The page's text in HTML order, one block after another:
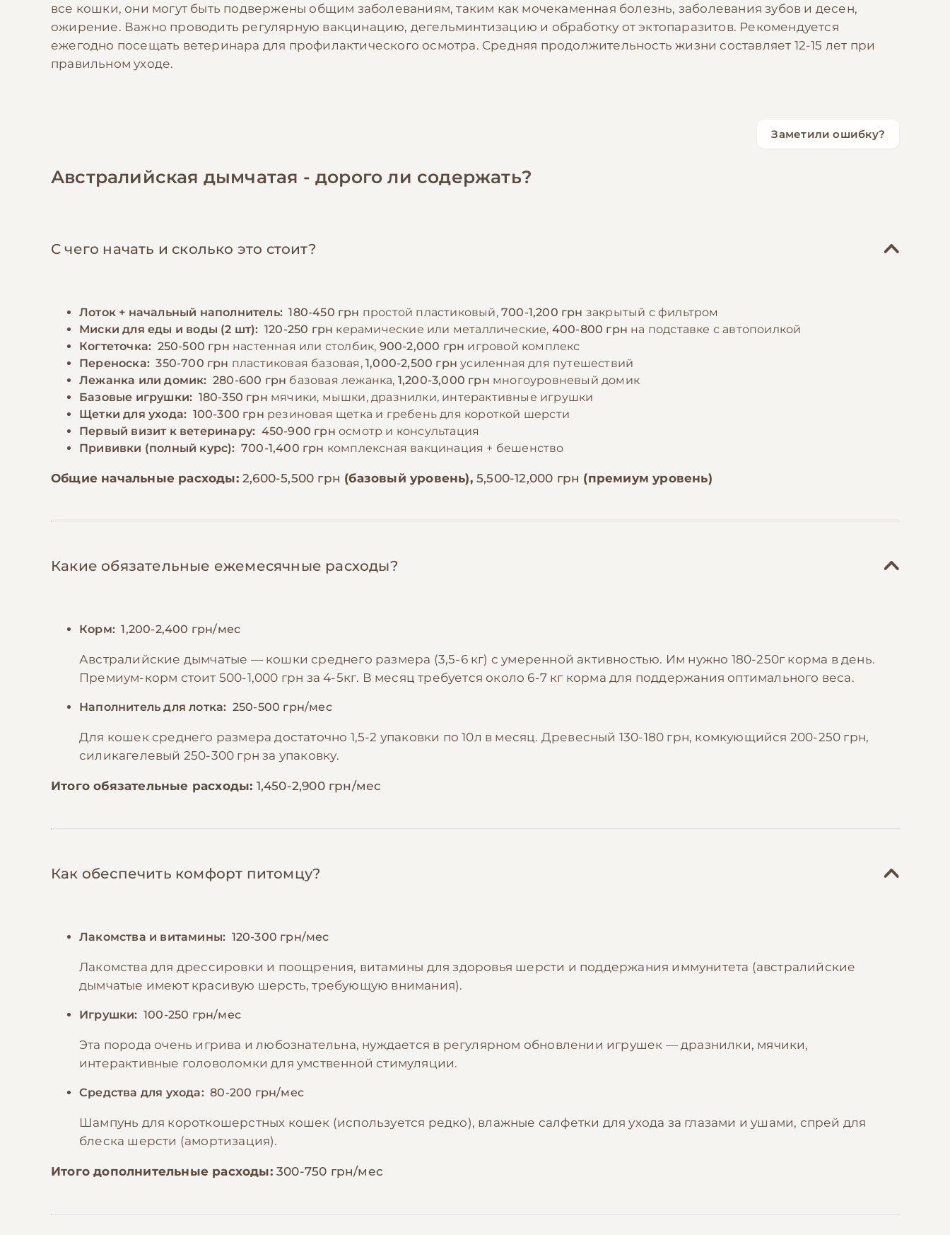
все кошки, они могут быть подвержены общим заболеваниям, таким как мочекаменная болезнь, заболевания зубов и десен,
ожирение. Важно проводить регулярную вакцинацию, дегельминтизацию и обработку от эктопаразитов. Рекомендуется
ежегодно посещать ветеринара для профилактического осмотра. Средняя продолжительность жизни составляет 12-15 лет при
правильном уходе.
Заметили ошибку?
Австралийская дымчатая - дорого ли содержать?
С чего начать и сколько это стоит?
Лоток + начальный наполнитель: 180-450 грн простой пластиковый,700-1,200 грн закрытый с фильтром
Миски для еды и воды (2 шт): 120-250 грн керамические или металлические, 400-800 грн на подставке с автопоилкой
Когтеточка: 250-500 грн настенная или столбик, 900-2,000 грн игровой комплекс
Переноска: 350-700 грн пластиковая базовая,1,000-2,500 грн усиленная для путешествий
Лежанка или домик: 280-600 грн базовая лежанка, 1,200-3,000 грн многоуровневый домик
Базовые игрушки: 180-350 грн мячики, мышки, дразнилки, интерактивные игрушки
Щетки для ухода: 100-300 грн резиновая щетка и гребень для короткой шерсти
Первый визит к ветеринару: 450-900 грн осмотр и консультация
Прививки (полный курс): 700-1,400 грн комплексная вакцинация + бешенство
Общие начальные расходы: 2,600-5,500 грн (базовый уровень), 5,500-12,000 грн (премиум уровень)
Какие обязательные ежемесячные расходы?
Корм: 1,200-2,400 грн/мес
Австралийские дымчатые — кошки среднего размера (3,5-6 кг) с умеренной активностью. Им нужно 180-250г корма в день.
Премиум-корм стоит 500-1,000 грн за 4-5кг. В месяц требуется около 6-7 кг корма для поддержания оптимального веса.
Наполнитель для лотка: 250-500 грн/мес
Для кошек среднего размера достаточно 1,5-2 упаковки по 10л в месяц. Древесный 130-180 грн, комкующийся 200-250 грн,
силикагелевый 250-300 грн за упаковку.
Итого обязательные расходы: 1,450-2,900 грн/мес
Как обеспечить комфорт питомцу?
Лакомства и витамины: 120-300 грн/мес
Лакомства для дрессировки и поощрения, витамины для здоровья шерсти и поддержания иммунитета (австралийские
дымчатые имеют красивую шерсть, требующую внимания).
Игрушки: 100-250 грн/мес
Эта порода очень игрива и любознательна, нуждается в регулярном обновлении игрушек — дразнилки, мячики,
интерактивные головоломки для умственной стимуляции.
Средства для ухода: 80-200 грн/мес
Шампунь для короткошерстных кошек (используется редко), влажные салфетки для ухода за глазами и ушами, спрей для
блеска шерсти (амортизация).
Итого дополнительные расходы: 300-750 грн/мес